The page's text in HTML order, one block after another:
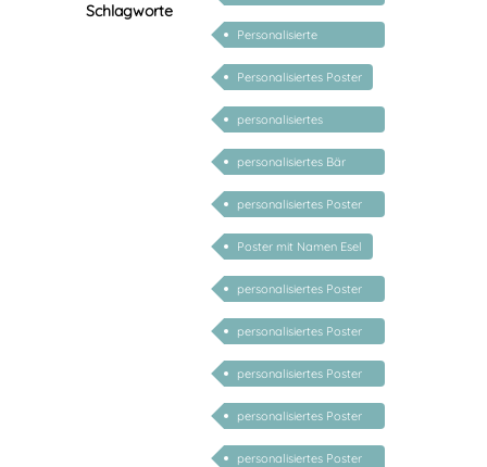
Schlagworte
Namen
Personalisierte
Geschenke für Kinder
Personalisiertes Poster
personalisiertes
Kinderposter
personalisiertes Bär
Poster
personalisiertes Poster
Gans
Poster mit Namen Esel
personalisiertes Poster
Dino
personalisiertes Poster
Igel
personalisiertes Poster
Reh
personalisiertes Poster
Schaf
personalisiertes Poster